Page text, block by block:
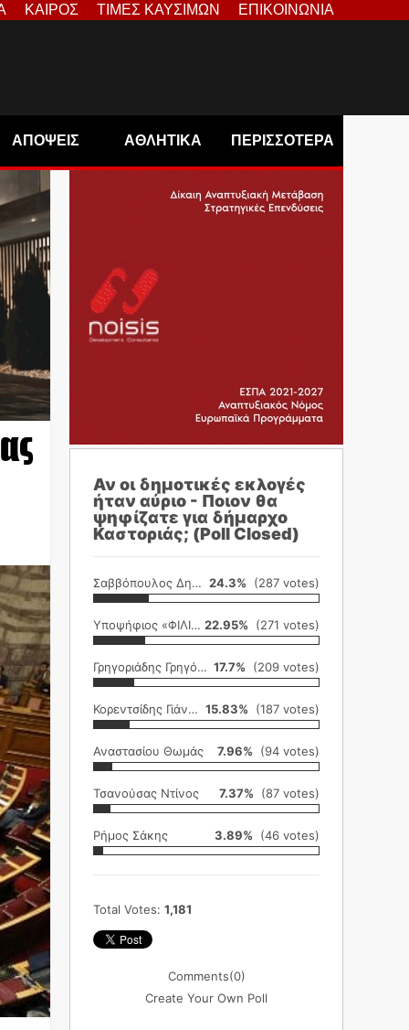
ΚΑΙΡΟΣ ΤΙΜΕΣ ΚΑΥΣΙΜΩΝ ΕΠΙΚΟΙΝΩΝΙΑ
ΑΠΟΨΕΙΣ ΑΘΛΗΤΙΚΑ ΠΕΡΙΣΣΟΤΕΡΑ
Αν οι δημοτικές εκλογές
ήταν αύριο - Ποιον θα
ψηφίζατε για δήμαρχο
Καστοριάς; (Poll Closed)
Σαββόπουλος Δημήτρης 24.3% (287 votes)
Υποψήφιος «ΦΙΛΙΚΗ ΕΤΑΙΡΕΙΑ» 22.95% (271 votes)
Γρηγοριάδης Γρηγόρης 17.7% (209 votes)
Κορεντσίδης Γιάννης 15.83% (187 votes)
Αναστασίου Θωμάς 7.96% (94 votes)
Τσανούσας Ντίνος 7.37% (87 votes)
Ρήμος Σάκης 3.89% (46 votes)
Total Votes: 1,181
Comments(0)
Create Your Own Poll